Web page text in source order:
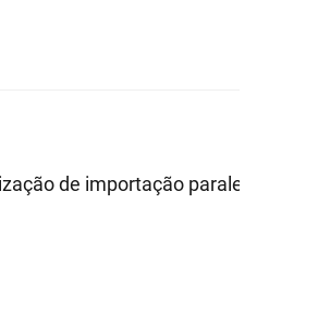
de importação paralela